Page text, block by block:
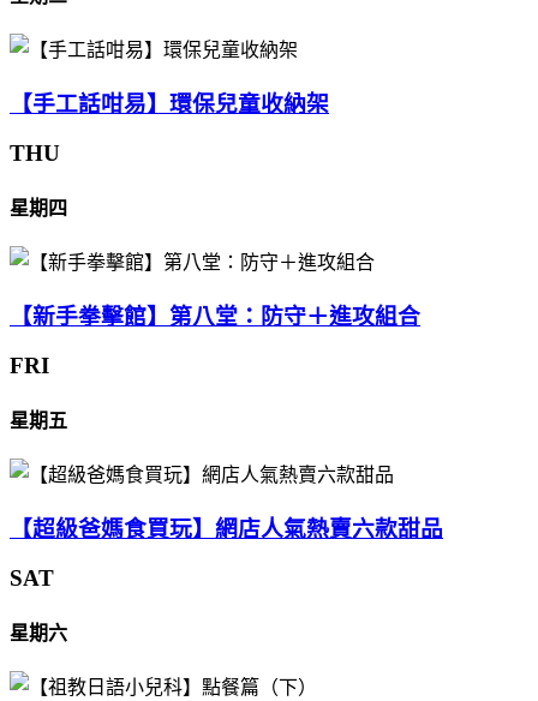
【手工話咁易】環保兒童收納架
THU
星期四
【新手拳擊館】第八堂：防守＋進攻組合
FRI
星期五
【超級爸媽食買玩】網店人氣熱賣六款甜品
SAT
星期六